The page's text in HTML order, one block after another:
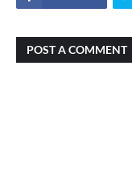
POST A COMMENT